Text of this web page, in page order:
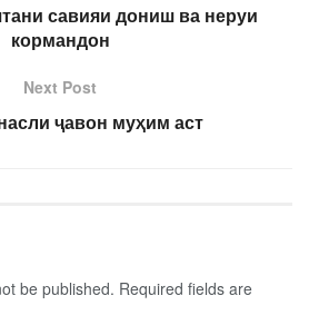
савияи дониш ва неруи
кормандон
Next Post
ҷавон муҳим аст
be published. Required fields are